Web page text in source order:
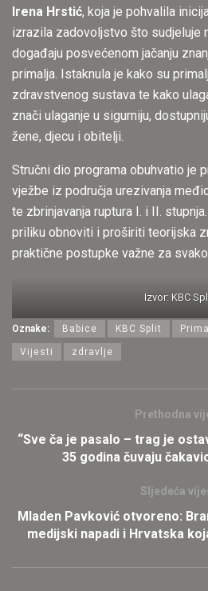
Irena Hrstić, koja je pohvalila
izrazila zadovoljstvo što sudjeluje
događaju posvećenom jačanju
primalja. Istaknula je kako su
zdravstvenog sustava te kako
znači ulaganje u sigurniju,
žene, djecu i obitelji.
Stručni dio programa obuhvatio je
vježbe iz područja urezivanja
te zbrinjavanja ruptura I. i II.
priliku obnoviti i proširiti teorijska
praktične postupke važne za
Izvor: KBC
Oznake: Babice KBC Split
Vijesti zdravlje
Prethodna
“Sve ča je pasalo – trag je
35 godina čuvaju
Sljedeća
Mladen Pavković otvoreno:
medijski napadi i Hrvatska